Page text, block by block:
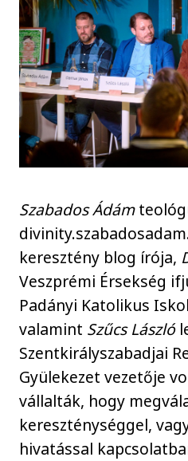
Szabados Ádám
keresztény blog írója,
Veszprémi Érsekség
Padányi Katolikus
valamint Szűcs László
Szentkirályszabadjai
Gyülekezet vezetője
vállalták, hogy
kereszténységgel,
hivatással